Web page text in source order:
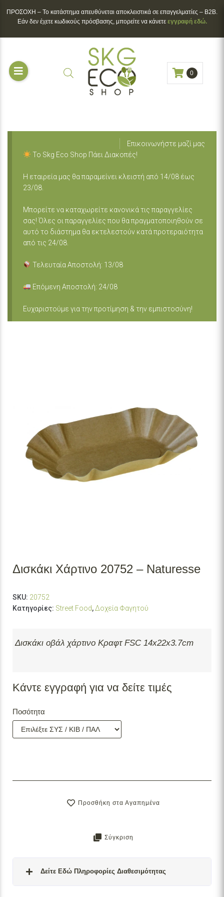
ΠΡΟΣΟΧΗ – To κατάστημα απευθύνεται αποκλειστικά σε επαγγελματίες – B2B.
Εάν δεν έχετε κωδικούς πρόσβασης, μπορείτε να κάνετε εγγραφή εδώ.
0
Επικοινωνήστε μαζί μας
Το Skg Eco Shop Πάει Διακοπές!
Η εταιρεία μας θα παραμείνει κλειστή από 14/08 έως
23/08.
Μπορείτε να καταχωρείτε κανονικά τις παραγγελίες
σας! Όλες οι παραγγελίες που θα πραγματοποιηθούν σε
αυτό το διάστημα θα εκτελεστούν κατά προτεραιότητα
από τις 24/08.
Τελευταία Αποστολή: 13/08
Επόμενη Αποστολή: 24/08
Ευχαριστούμε για την προτίμηση & την εμπιστοσύνη!
Δισκάκι Χάρτινο 20752 – Naturesse
SKU: 20752
Κατηγορίες: Street Food, Δοχεία Φαγητού
Δισκάκι οβάλ χάρτινο Κραφτ FSC 14x22x3.7cm
Κάντε εγγραφή για να δείτε τιμές
Ποσότητα
Προσθήκη στα Αγαπημένα
Σύγκριση
Δείτε Εδώ Πληροφορίες Διαθεσιμότητας